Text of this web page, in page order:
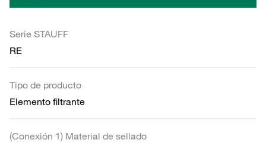
Serie STAUFF
RE
Tipo de producto
Elemento filtrante
(Conexión 1) Material de sellado